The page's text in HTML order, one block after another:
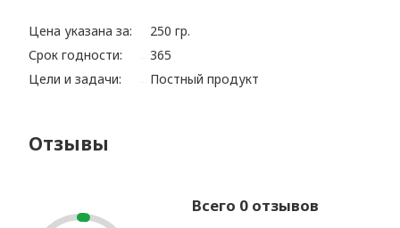
Цена указана за:
250 гр.
Срок годности:
365
Цели и задачи:
Постный продукт
Отзывы
Всего 0 отзывов